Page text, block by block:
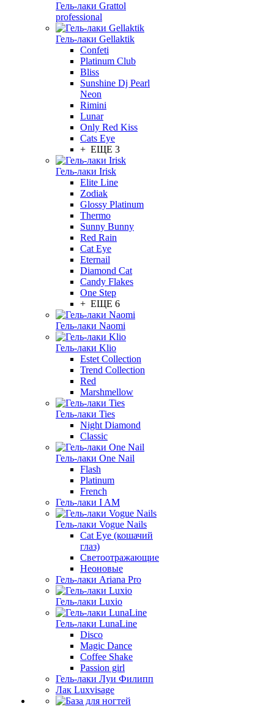
Гель-лаки Grattol
professional
Гель-лаки Gellaktik
Confeti
Platinum Club
Bliss
Sunshine Dj Pearl
Neon
Rimini
Lunar
Only Red Kiss
Cats Eye
+ ЕЩЕ 3
Гель-лаки Irisk
Elite Line
Zodiak
Glossy Platinum
Thermo
Sunny Bunny
Red Rain
Cat Eye
Eternail
Diamond Cat
Candy Flakes
One Step
+ ЕЩЕ 6
Гель-лаки Naomi
Гель-лаки Klio
Estet Collection
Trend Collection
Red
Marshmellow
Гель-лаки Ties
Night Diamond
Classic
Гель-лаки One Nail
Flash
Platinum
French
Гель-лаки I AM
Гель-лаки Vogue Nails
Cat Eye (кошачий
глаз)
Светоотражающие
Неоновые
Гель-лаки Ariana Pro
Гель-лаки Luxio
Гель-лаки LunaLine
Disco
Magic Dance
Coffee Shake
Passion girl
Гель-лаки Луи Филипп
Лак Luxvisage